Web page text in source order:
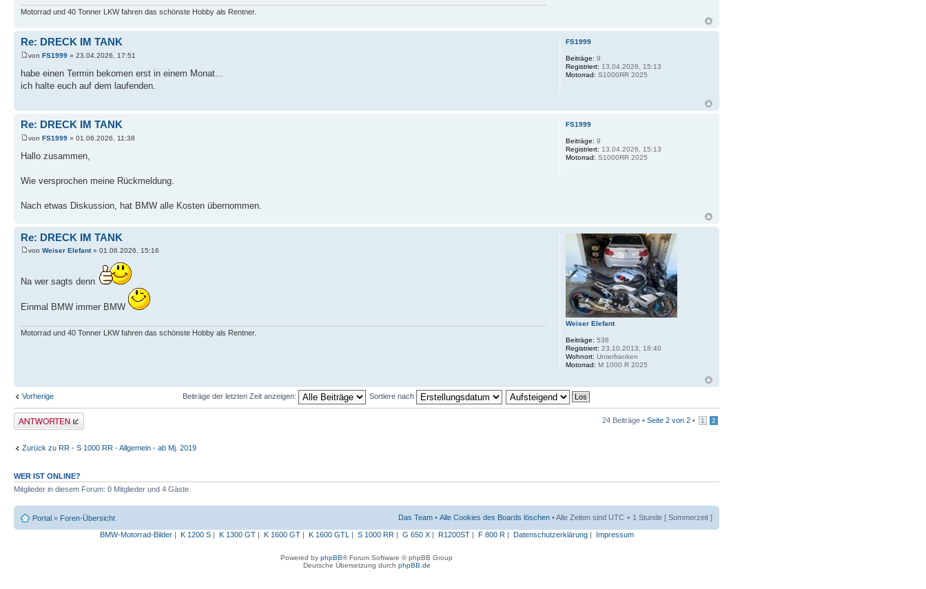
Motorrad und 40 Tonner LKW fahren das schönste Hobby als Rentner.
Re: DRECK IM TANK
von FS1999 » 23.04.2026, 17:51
habe einen Termin bekomen erst in einem Monat...
ich halte euch auf dem laufenden.
FS1999
Beiträge: 9
Registriert: 13.04.2026, 15:13
Motorrad: S1000RR 2025
Re: DRECK IM TANK
von FS1999 » 01.06.2026, 11:38
Hallo zusammen,
Wie versprochen meine Rückmeldung.
Nach etwas Diskussion, hat BMW alle Kosten übernommen.
FS1999
Beiträge: 9
Registriert: 13.04.2026, 15:13
Motorrad: S1000RR 2025
Re: DRECK IM TANK
von Weiser Elefant» 01.06.2026, 15:16
Na wer sagts denn
Einmal BMW immer BMW
Motorrad und 40 Tonner LKW fahren das schönste Hobby als Rentner.
Weiser Elefant
Beiträge: 538
Registriert: 23.10.2013, 18:40
Wohnort: Unterfranken
Motorrad: M 1000 R 2025
Vorherige Beiträge der letzten Zeit anzeigen: Sortiere nach
Antwort erstellen 24 Beiträge • Seite 2 von 2 • 1 2
Zurück zu RR - S 1000 RR - Allgemein - ab Mj. 2019
WER IST ONLINE?
Mitglieder in diesem Forum: 0 Mitglieder und 4 Gäste
Portal » Foren-Übersicht Das Team • Alle Cookies des Boards löschen • Alle Zeiten sind UTC + 1 Stunde [ Sommerzeit ]
BMW-Motorrad-Bilder| K 1200 S| K 1300 GT| K 1600 GT| K 1600 GTL | S 1000 RR | G 650 X| R1200ST| F 800 R | Datenschutzerklärung| Impressum
Powered by phpBB® Forum Software © phpBB Group
Deutsche Übersetzung durch phpBB.de